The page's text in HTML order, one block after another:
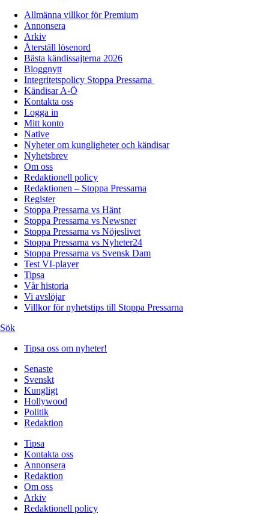
Allmänna villkor för Premium
Annonsera
Arkiv
Återställ lösenord
Bästa kändissajterna 2026
Bloggnytt
Integritetspolicy Stoppa Pressarna
Kändisar A-Ö
Kontakta oss
Logga in
Mitt konto
Native
Nyheter om kungligheter och kändisar
Nyhetsbrev
Om oss
Redaktionell policy
Redaktionen – Stoppa Pressarna
Register
Stoppa Pressarna vs Hänt
Stoppa Pressarna vs Newsner
Stoppa Pressarna vs Nöjeslivet
Stoppa Pressarna vs Nyheter24
Stoppa Pressarna vs Svensk Dam
Test VI-player
Tipsa
Vår historia
Vi avslöjar
Villkor för nyhetstips till Stoppa Pressarna
Sök
Tipsa oss om nyheter!
Senaste
Svenskt
Kungligt
Hollywood
Politik
Redaktion
Tipsa
Kontakta oss
Annonsera
Redaktion
Om oss
Arkiv
Redaktionell policy